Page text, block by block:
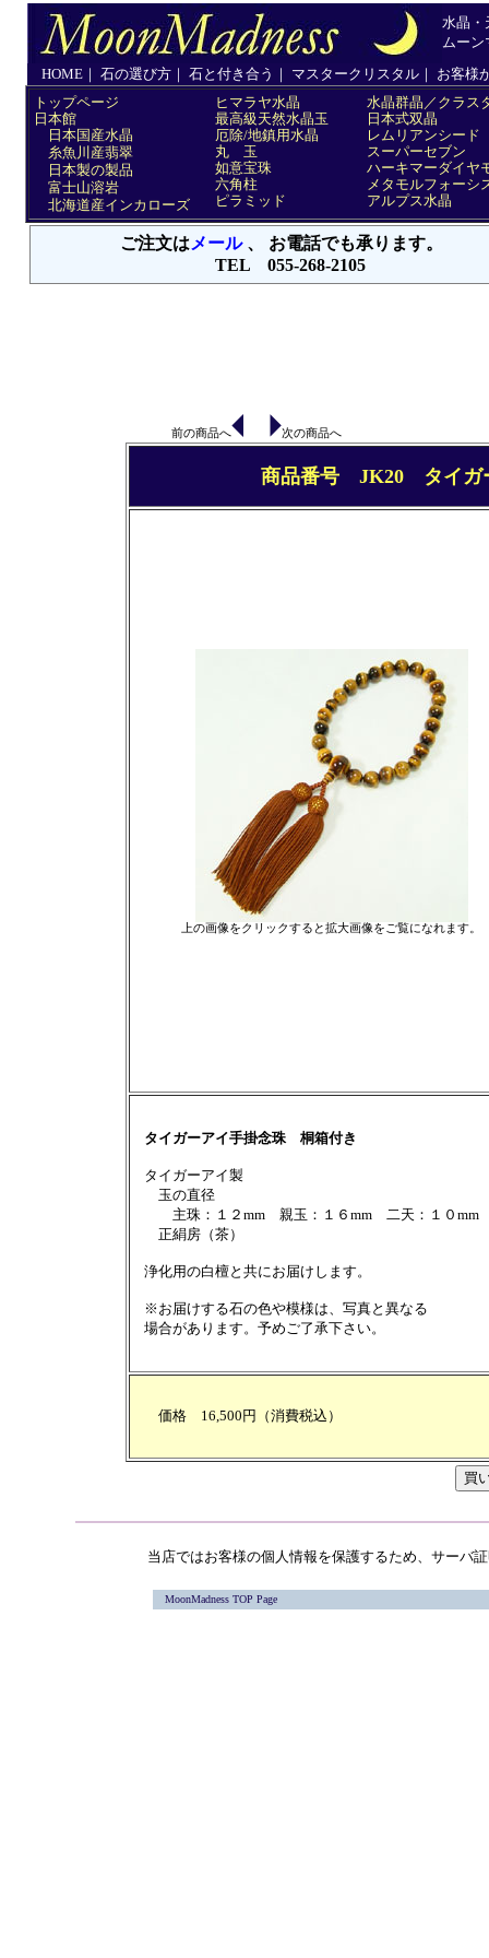
前の商品へ 次の商品へ
商品番号 JK20 タイ
上の画像をクリックすると拡大画像をご覧になれます。
タイガーアイ手掛念珠 桐箱付き
タイガーアイ製
玉の直径
主珠：１２mm 親玉：１６mm 二天：１０mm
正絹房（茶）
浄化用の白檀と共にお届けします。
※お届けする石の色や模様は、写真と異なる
場合があります。予めご了承下さい。
価格 16,500円（消費税込）
当店ではお客様の個人情報を保護するため、サーバ
MoonMadness TOP Page